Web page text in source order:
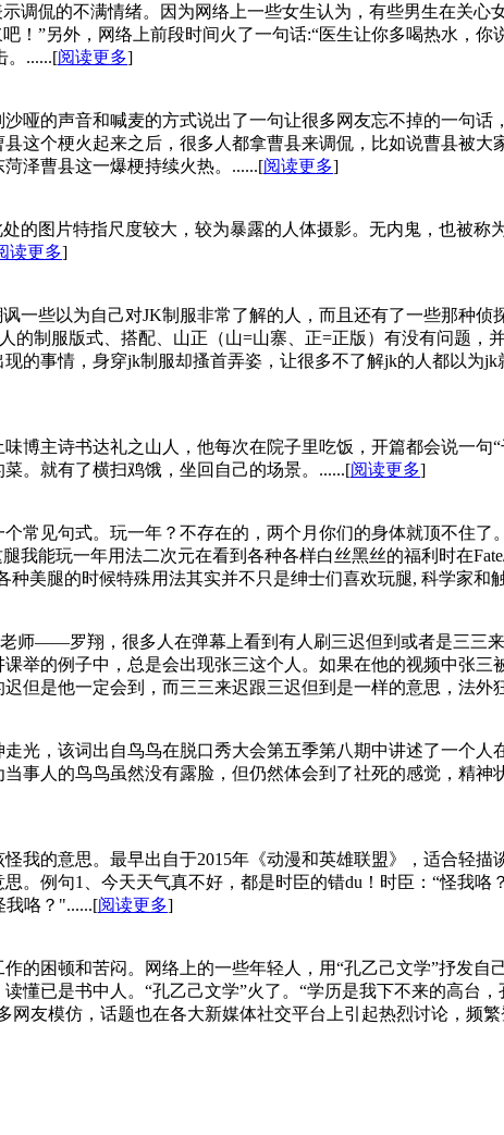
调侃的不满情绪。因为网络上一些女生认为，有些男生在关心
！”另外，网络上前段时间火了一句话:“医生让你多喝热水，
。......[阅读更多]
哑的声音和喊麦的方式说出了一句让很多网友忘不掉的一句话
这个梗火起来之后，很多人都拿曹县来调侃，比如说曹县被
泽曹县这一爆梗持续火热。......[阅读更多]
的图片特指尺度较大，较为暴露的人体摄影。无内鬼，也被称
读更多]
一些以为自己对JK制服非常了解的人，而且还有了一些那种
的制服版式、搭配、山正（山=山寨、正=正版）有没有问题，
的事情，身穿jk制服却搔首弄姿，让很多不了解jk的人都以为
博主诗书达礼之山人，他每次在院子里吃饭，开篇都会说一句
。就有了横扫鸡饿，坐回自己的场景。......[阅读更多]
常见句式。玩一年？不存在的，两个月你们的身体就顶不住
我能玩一年用法二次元在看到各种各样白丝黑丝的福利时在
美腿的时候特殊用法其实并不只是绅士们喜欢玩腿, 科学家和
师——罗翔，很多人在弹幕上看到有人刷三迟但到或者是三三
的例子中，总是会出现张三这个人。如果在他的视频中张三
但是他一定会到，而三三来迟跟三迟但到是一样的意思，法外
光，该词出自鸟鸟在脱口秀大会第五季第八期中讲述了一个
事人的鸟鸟虽然没有露脸，但仍然体会到了社死的感觉，精
我的意思。最早出自于2015年《动漫和英雄联盟》，适合轻
。例句1、今天天气真不好，都是时臣的错du！时臣：“怪我咯
我咯？"......[阅读更多]
的困顿和苦闷。网络上的一些年轻人，用“孔乙己文学”抒发自
懂已是书中人。“孔乙己文学”火了。“学历是我下不来的高台
友模仿，话题也在各大新媒体社交平台上引起热烈讨论，频